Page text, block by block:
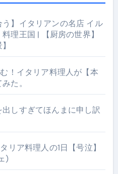
う】イタリアンの名店 イル
理王国 | 【厨房の世界】
！イタリア料理人が【本
た。
しすぎてほんまに申し訳
リア料理人の1日【号泣】
)